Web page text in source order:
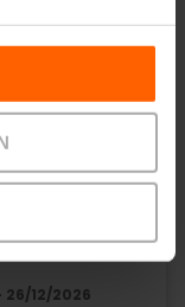
23/12/2026
Nadal
26/12/2026